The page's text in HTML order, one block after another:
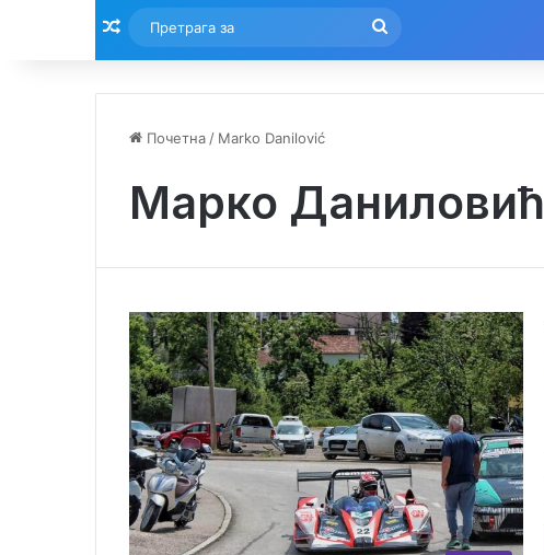
Насумични текстови
за
Почетна / Marko Danilović
Марко Даниловић